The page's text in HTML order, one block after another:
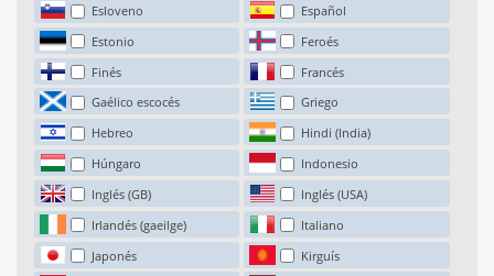
Esloveno
Español
Estonio
Feroés
Finés
Francés
Gaélico escocés
Griego
Hebreo
Hindi (India)
Húngaro
Indonesio
Inglés (GB)
Inglés (USA)
Irlandés (gaeilge)
Italiano
Japonés
Kirguís